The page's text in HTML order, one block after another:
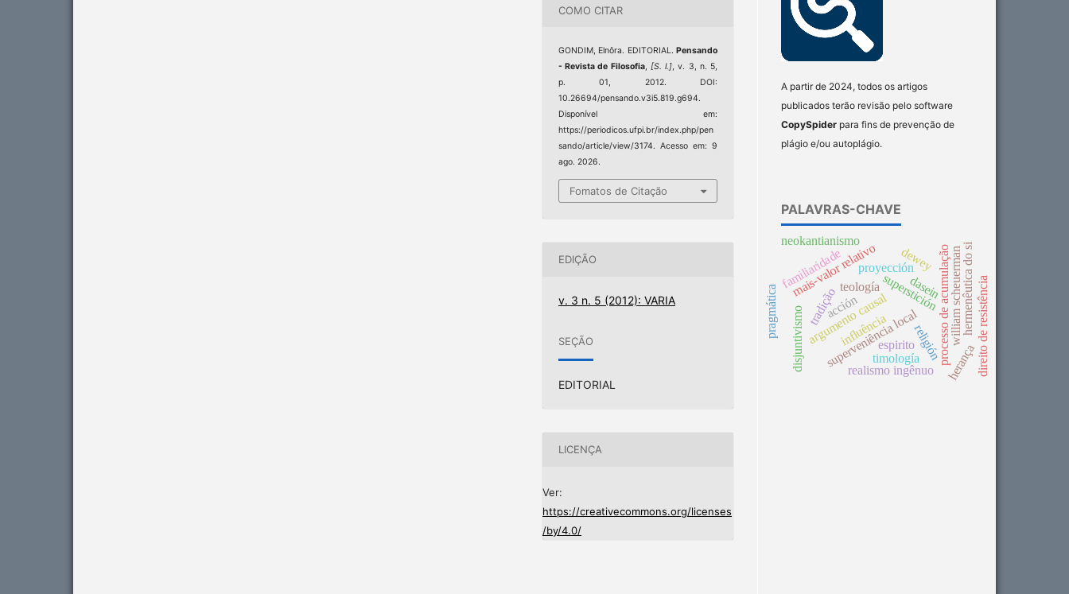
COMO CITAR
GONDIM, Elnôra. EDITORIAL. Pensando
- Revista de Filosofia, [S. l.], v. 3, n. 5,
p. 01, 2012. DOI:
10.26694/pensando.v3i5.819.g694.
Disponível em:
https://periodicos.ufpi.br/index.php/pen
sando/article/view/3174. Acesso em: 9
ago. 2026.
Fomatos de Citação
EDIÇÃO
v. 3 n. 5 (2012): VARIA
SEÇÃO
EDITORIAL
LICENÇA
Ver:
https://creativecommons.org/licenses
/by/4.0/
A partir de 2024, todos os artigos
publicados terão revisão pelo software
CopySpider para fins de prevenção de
plágio e/ou autoplágio.
PALAVRAS-CHAVE
argumento causalsuperstición
proyección processo de acumulação
mais-valor relativo
superveniência local
disjuntivismo religión
realismo ingênuo
dewey
teología
espirito
influência
familiaridade william scheuerman
neokantianismo
dasein
herança
tradição
pragmática hermenêutica do sidireito de resistência
timología
acción